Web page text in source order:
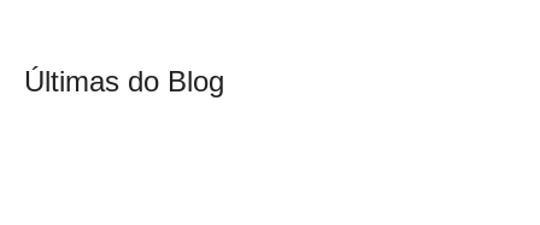
Últimas do Blog